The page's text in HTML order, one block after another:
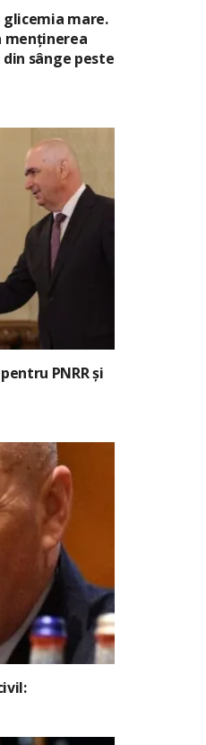
glicemia mare.
menținerea
sânge peste
PNRR și